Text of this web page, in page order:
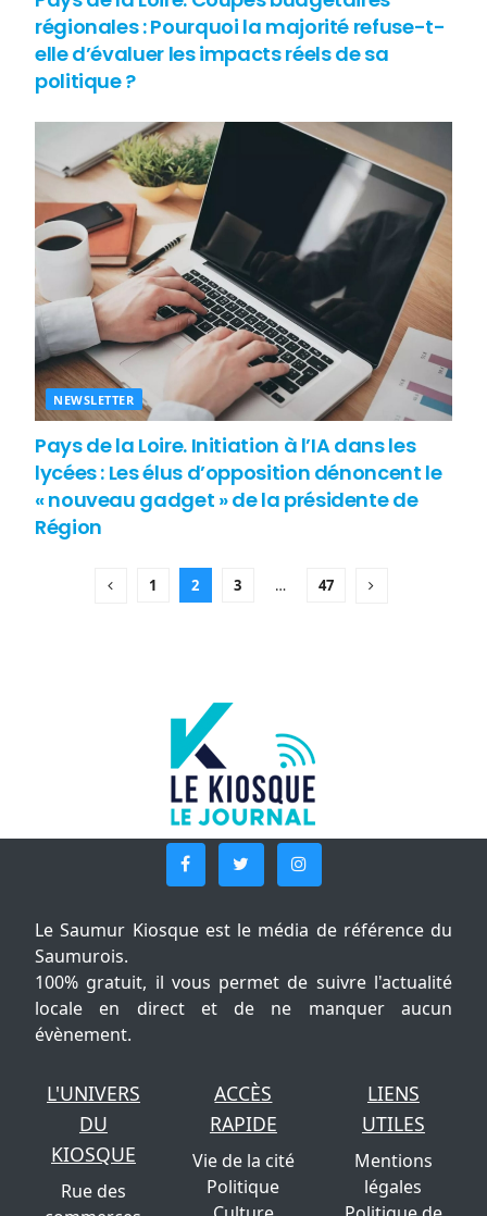
régionales : Pourquoi la majorité refuse-t-
elle d’évaluer les impacts réels de sa
politique ?
NEWSLETTER
Pays de la Loire. Initiation à l’IA dans les
lycées : Les élus d’opposition dénoncent le
« nouveau gadget » de la présidente de
Région
1 2 3 … 47
Le Saumur Kiosque est le média de référence du
Saumurois.
100% gratuit, il vous permet de suivre l'actualité
locale en direct et de ne manquer aucun
évènement.
L'UNIVERS
DU
KIOSQUE
Rue des
ACCÈS
RAPIDE
Vie de la cité
Politique
LIENS
UTILES
Mentions
légales